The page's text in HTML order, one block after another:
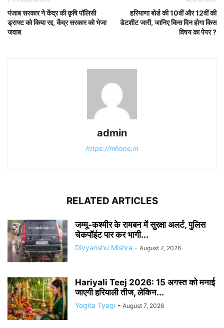
पंजाब सरकार ने केंद्र की कृषि पॉलिसी
ड्राफ्ट को किया रद्द, केंद्र सरकार को भेजा
जवाब
हरियाणा बोर्ड की 10वीं और 12वीं की
डेटशीट जारी, जानिए किस दिन होगा किस
विषय का पेपर ?
admin
https://mhone.in
RELATED ARTICLES
जम्मू-कश्मीर के रामबन में सुरक्षा अलर्ट, पुलिस
चेकपॉइंट पार कर भागी...
Divyanshu Mishra - August 7, 2026
Hariyali Teej 2026: 15 अगस्त को मनाई
जाएगी हरियाली तीज, लेकिन...
Yogita Tyagi - August 7, 2026